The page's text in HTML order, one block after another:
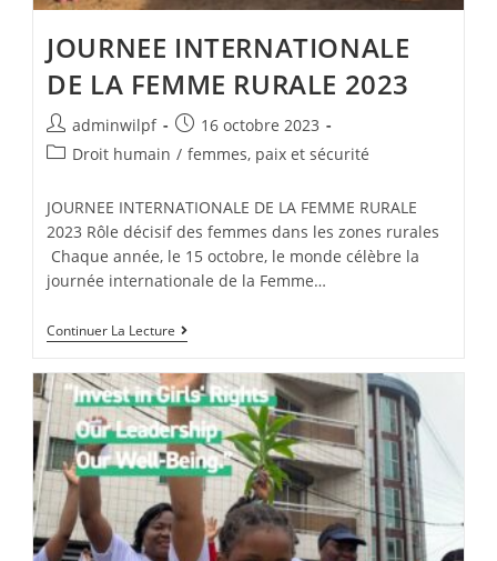
JOURNEE INTERNATIONALE
DE LA FEMME RURALE 2023
adminwilpf
16 octobre 2023
Droit humain / femmes, paix et sécurité
JOURNEE INTERNATIONALE DE LA FEMME RURALE
2023 Rôle décisif des femmes dans les zones rurales
Chaque année, le 15 octobre, le monde célèbre la
journée internationale de la Femme…
Continuer La Lecture